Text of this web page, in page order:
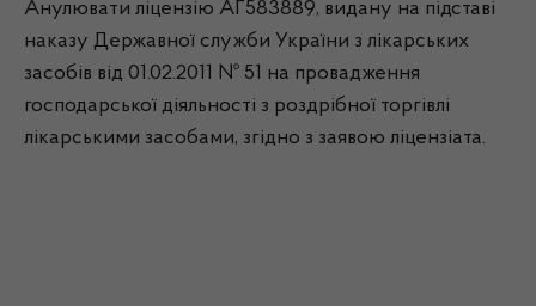
Анулювати ліцензію АГ583889, видану на підставі
наказу Державної служби України з лікарських
засобів від 01.02.2011 № 51 на провадження
господарської діяльності з роздрібної торгівлі
лікарськими засобами, згідно з заявою ліцензіата.